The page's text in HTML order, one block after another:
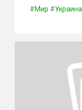
#Мир #Украина